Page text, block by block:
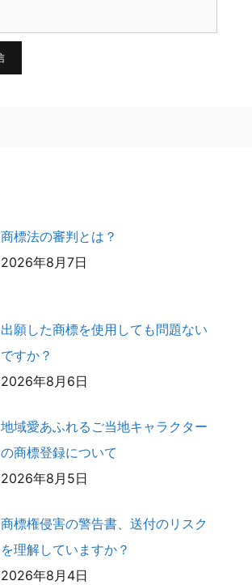
商標法の審判とは？
2026年8月7日
出願した商標を使用しても問題ない
ですか？
2026年8月6日
地域愛あふれるご当地キャラクター
の商標登録について
2026年8月5日
商標権侵害の警告書、送付のリスク
を理解していますか？
2026年8月4日